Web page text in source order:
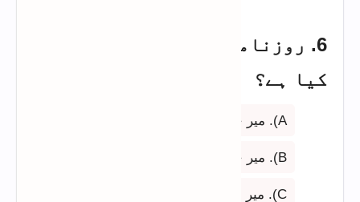
6. روزنامہ جنگ کے بانی کا نام
کیا ہے؟
A). میر جاوید الرحمٰن
B). میر خلیل الرحمٰن
C). میر شکیل الرحمٰن